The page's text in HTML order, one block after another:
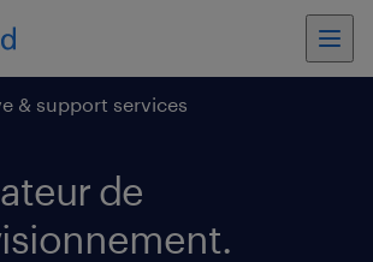
& support services
de
.